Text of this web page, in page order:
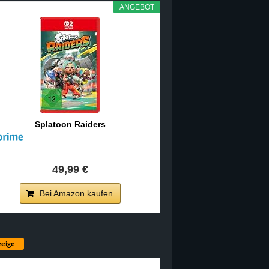
ANGEBOT
Splatoon Raiders
49,99 €
Bei Amazon kaufen